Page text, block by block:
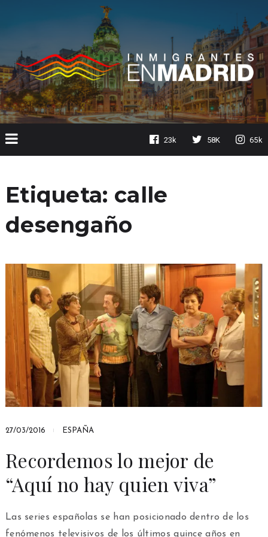
23k 58K 65k
Etiqueta: calle
desengaño
27/03/2016 ESPAÑA
Recordemos lo mejor de
“Aquí no hay quien viva”
Las series españolas se han posicionado dentro de los
fenómenos televisivos de los últimos quince años en